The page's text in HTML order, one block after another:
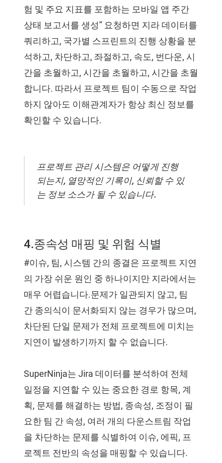
험 및 주요 지표를 포함하는 모바일 앱 주간
상태 보고서를 생성” 요청하면 지라 데이터를
쿼리하고, 국가별 스프린트의 진행 상황을 분
석하고, 차단하고, 좌절하고, 속도, 번다운, 시
간을 초월하고, 시간을 초월하고, 시간을 초월
합니다. 따라서 프로젝트 팀이 수동으로 작업
하지 않아도 이해관계자가 항상 최신 정보를
확인할 수 있습니다.
프로젝트 관리 시스템은 어떻게 진행
되는지, 열망적인 기록이, 신뢰할 수 있
는 정보 소스가 될 수 있습니다.
4.종속성 매핑 및 위험 식별
#이슈, 팀, 시스템 간의 종결은 프로젝트 지연
의 가장 쉬운 원인 중 하나이지만 지라에서는
매우 어렵습니다.문제가 일관되지 않고, 팀
간 종의식이 문서화되지 않는 경우가 많으며,
차단된 단일 문제가 전체 프로젝트에 미치는
지연이 발생하기까지 할 수 없습니다.
SuperNinja는 Jira 데이터를 분석하여 전체
일정을 지연할 수 있는 중요한 경로 항목, 계
획, 문제를 해결하는 방법, 종속성, 조정이 필
요한 팀 간 속성, 여러 개의 다운스트림 작업
을 차단하는 문제를 식별하여 이슈, 에픽, 프
로젝트 전반의 속성을 매핑할 수 있습니다.